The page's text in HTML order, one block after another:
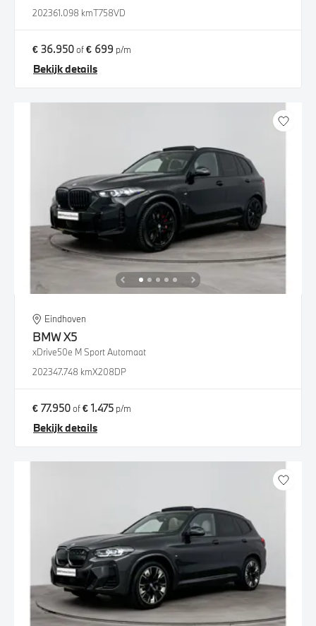
202361.098 kmT758VD
€ 36.950of€ 699 p/m
Bekijk details
Eindhoven
BMWX5
xDrive50e M Sport Automaat
202347.748 kmX208DP
€ 77.950of€ 1.475 p/m
Bekijk details